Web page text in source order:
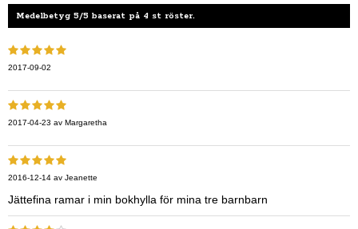
Medelbetyg 5/5 baserat på 4 st röster.
2017-09-02
2017-04-23 av Margaretha
2016-12-14 av Jeanette
Jättefina ramar i min bokhylla för mina tre barnbarn